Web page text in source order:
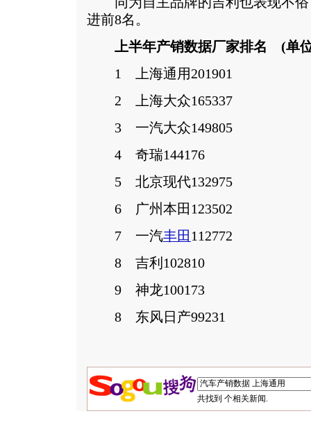
进前8名。
上半年产销数据厂家排名 (单
1 上海通用201901
2 上海大众165337
3 一汽大众149805
4 奇瑞144176
5 北京现代132975
6 广州本田123502
7 一汽丰田 112772
8 吉利102810
9 神龙100173
8 东风日产99231
共找到 个相关新闻.